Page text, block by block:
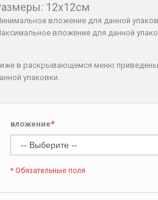
12х12см
вложение для данной
вложение для данной
в раскрывающемся меню
упаковки.
*
вложение
* Обязательные поля